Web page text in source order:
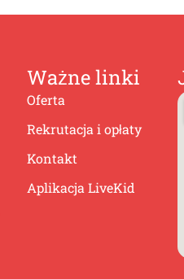
Ważne linki
Oferta
Rekrutacja i opłaty
Kontakt
Aplikacja LiveKid